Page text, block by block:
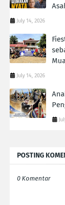
July 14, 2026
July 14, 2026
POSTING
0 Komentar